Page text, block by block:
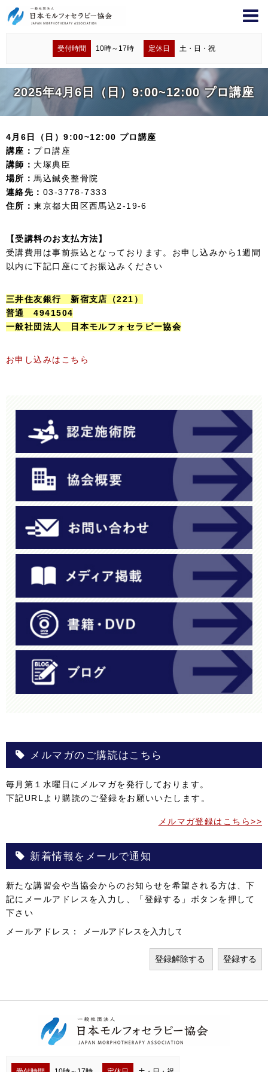
受付時間 10時～17時 定休日 土・日・祝
2025年4月6日（日）9:00~12:00 プロ講座
4月6日（日）9:00~12:00 プロ講座
講座： プロ講座
講師： 大塚典臣
場所： 馬込鍼灸整骨院
連絡先： 03-3778-7333
住所：東京都大田区西馬込2-19-6
【受講料のお支払方法】
受講費用は事前振込となっております。お申し込みから1週間
以内に下記口座にてお振込みください
三井住友銀行 新宿支店（221）
普通 4941504
一般社団法人 日本モルフォセラピー協会
お申し込みはこちら
メルマガのご購読はこちら
毎月第１水曜日にメルマガを発行しております。
下記URLより購読のご登録をお願いいたします。
メルマガ登録はこちら>>
新着情報をメールで通知
新たな講習会や当協会からのお知らせを希望される方は、下
記にメールアドレスを入力し、「登録する」ボタンを押して
下さい
メールアドレス：